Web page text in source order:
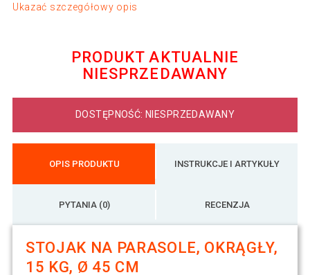
Ukazać szczegółowy opis
PRODUKT AKTUALNIE
NIESPRZEDAWANY
DOSTĘPNOŚĆ: NIESPRZEDAWANY
OPIS PRODUKTU INSTRUKCJE I ARTYKUŁY
PYTANIA (0) RECENZJA
STOJAK NA PARASOLE, OKRĄGŁY,
15 KG, Ø 45 CM